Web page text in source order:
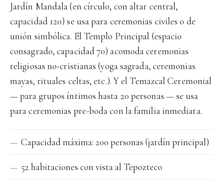
Jardín Mandala (en círculo, con altar central,
capacidad 120) se usa para ceremonias civiles o de
unión simbólica. El Templo Principal (espacio
consagrado, capacidad 70) acomoda ceremonias
religiosas no-cristianas (yoga sagrada, ceremonias
mayas, rituales celtas, etc.). Y el Temazcal Ceremonial
— para grupos íntimos hasta 20 personas — se usa
para ceremonias pre-boda con la familia inmediata.
Capacidad máxima: 200 personas (jardín principal)
52 habitaciones con vista al Tepozteco